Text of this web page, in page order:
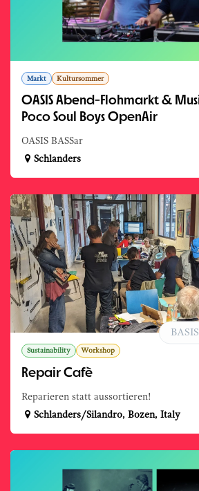
Markt Kultursommer
OASIS Abend-Flohmarkt &
Poco Soul Boys OpenAir
OASIS BASSar
Schlanders
Sustainability Workshop
Repair Cafè
Reparieren statt aussortieren!
Schlanders/Silandro, Bozen, Italy